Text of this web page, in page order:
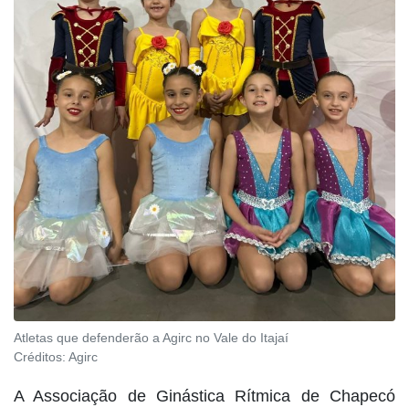
Atletas que defenderão a Agirc no Vale do Itajaí
Créditos: Agirc
A Associação de Ginástica Rítmica de Chapecó